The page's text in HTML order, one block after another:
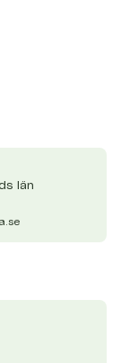
län